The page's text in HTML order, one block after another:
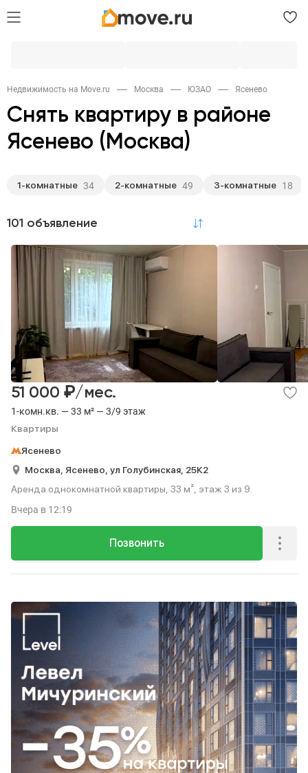
Недвижимость на Move.ru Москва ЮЗАО Ясенево
Снять квартиру в районе
Ясенево (Москва)
1-комнатные 34 2-комнатные 49 3-комнатные 18
101 объявление
1-комн.кв. — 33 м² — 3/9 этаж
Квартиры
51 000 ₽/мес.
Ясенево
Москва, Ясенево, ул Голубинская, 25К2
Аренда однокомнатной квартиры, 33 м², этаж 3 из 9.
Позвонить
Вчера в 12:19